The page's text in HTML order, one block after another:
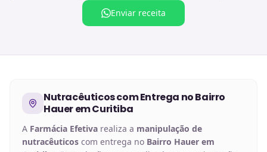
Enviar receita
Nutracêuticoscom Entrega noBairro
Hauer em Curitiba
A Farmácia Efetiva realiza a manipulação de
nutracêuticos com entrega no Bairro Hauer em